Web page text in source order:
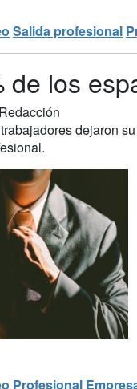
Salida profesional
de los
Redacción
dejaron
Profesional